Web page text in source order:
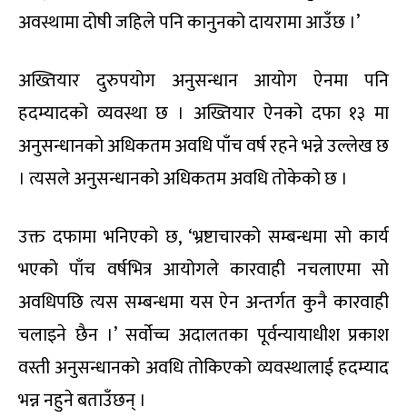
अवस्थामा दोषी जहिले पनि कानुनको दायरामा आउँछ ।’
अख्तियार दुरुपयोग अनुसन्धान आयोग ऐनमा पनि
हदम्यादको व्यवस्था छ । अख्तियार ऐनको दफा १३ मा
अनुसन्धानको अधिकतम अवधि पाँच वर्ष रहने भन्ने उल्लेख छ
। त्यसले अनुसन्धानको अधिकतम अवधि तोकेको छ ।
उक्त दफामा भनिएको छ, ‘भ्रष्टाचारको सम्बन्धमा सो कार्य
भएको पाँच वर्षभित्र आयोगले कारवाही नचलाएमा सो
अवधिपछि त्यस सम्बन्धमा यस ऐन अन्तर्गत कुनै कारवाही
चलाइने छैन ।’ सर्वोच्च अदालतका पूर्वन्यायाधीश प्रकाश
वस्ती अनुसन्धानको अवधि तोकिएको व्यवस्थालाई हदम्याद
भन्न नहुने बताउँछन् ।